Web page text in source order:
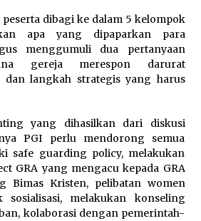
peserta dibagi ke dalam 5 kelompok
apa yang dipaparkan para
menggumuli dua pertanyaan
gereja merespon darurat
dan langkah strategis yang harus
yang dihasilkan dari diskusi
PGI perlu mendorong semua
safe guarding policy, melakukan
GRA yang mengacu kepada GRA
Bimas Kristen, pelibatan women
melakukan konseling
kolaborasi dengan pemerintah-